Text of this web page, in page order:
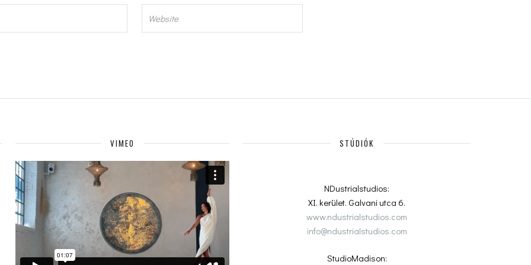
VIMEO STÚDIÓK
NDustrialstudios:
XI. kerület. Galvani utca 6.
www.ndustrialstudios.com
info@ndustrialstudios.com
StudioMadison: